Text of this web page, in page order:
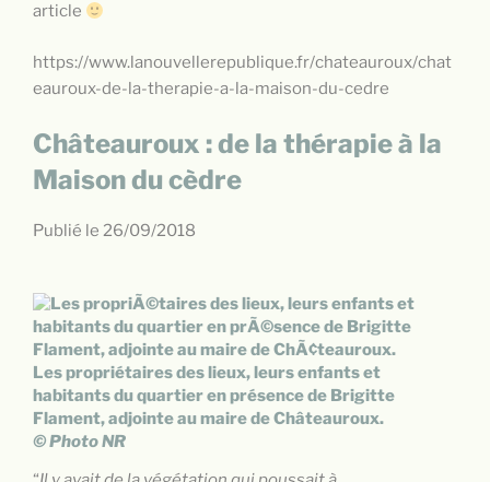
article
https://www.lanouvellerepublique.fr/chateauroux/chat
eauroux-de-la-therapie-a-la-maison-du-cedre
Châteauroux : de la thérapie à la
Maison du cèdre
Publié le 26/09/2018
Les propriétaires des lieux, leurs enfants et
habitants du quartier en présence de Brigitte
Flament, adjointe au maire de Châteauroux.
© Photo NR